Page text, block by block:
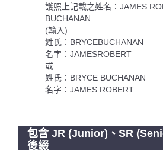
護照上記載之姓名：JAMES
BUCHANAN
(輸入)
姓氏：BRYCEBUCHANAN
名字：JAMESROBERT
或
姓氏：BRYCE BUCHANAN
名字：JAMES ROBERT
包含 JR (Junior)、SR
後綴